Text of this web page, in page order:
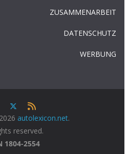
ZUSAMMENARBEIT
DATENSCHUTZ
WERBUNG
autolexicon.net.
reserved.
1804-2554